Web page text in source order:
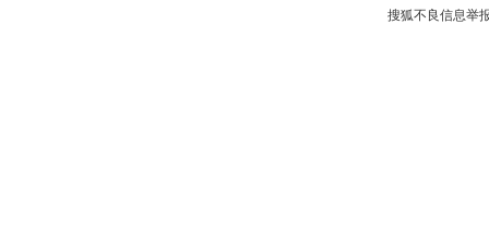
搜狐不良信息举